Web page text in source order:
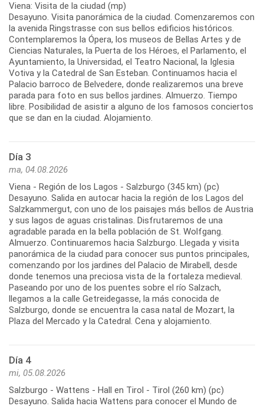
Viena: Visita de la ciudad (mp)
Desayuno. Visita panorámica de la ciudad. Comenzaremos con
la avenida Ringstrasse con sus bellos edificios históricos.
Contemplaremos la Ópera, los museos de Bellas Artes y de
Ciencias Naturales, la Puerta de los Héroes, el Parlamento, el
Ayuntamiento, la Universidad, el Teatro Nacional, la Iglesia
Votiva y la Catedral de San Esteban. Continuamos hacia el
Palacio barroco de Belvedere, donde realizaremos una breve
parada para foto en sus bellos jardines. Almuerzo. Tiempo
libre. Posibilidad de asistir a alguno de los famosos conciertos
Día 3
ma, 04.08.2026
Viena - Región de los Lagos - Salzburgo (345 km) (pc)
Desayuno. Salida en autocar hacia la región de los Lagos del
Salzkammergut, con uno de los paisajes más bellos de Austria
y sus lagos de aguas cristalinas. Disfrutaremos de una
agradable parada en la bella población de St. Wolfgang.
Almuerzo. Continuaremos hacia Salzburgo. Llegada y visita
panorámica de la ciudad para conocer sus puntos principales,
comenzando por los jardines del Palacio de Mirabell, desde
donde tenemos una preciosa vista de la fortaleza medieval.
Paseando por uno de los puentes sobre el río Salzach,
llegamos a la calle Getreidegasse, la más conocida de
Salzburgo, donde se encuentra la casa natal de Mozart, la
Día 4
mi, 05.08.2026
Salzburgo - Wattens - Hall en Tirol - Tirol (260 km) (pc)
Desayuno. Salida hacia Wattens para conocer el Mundo de